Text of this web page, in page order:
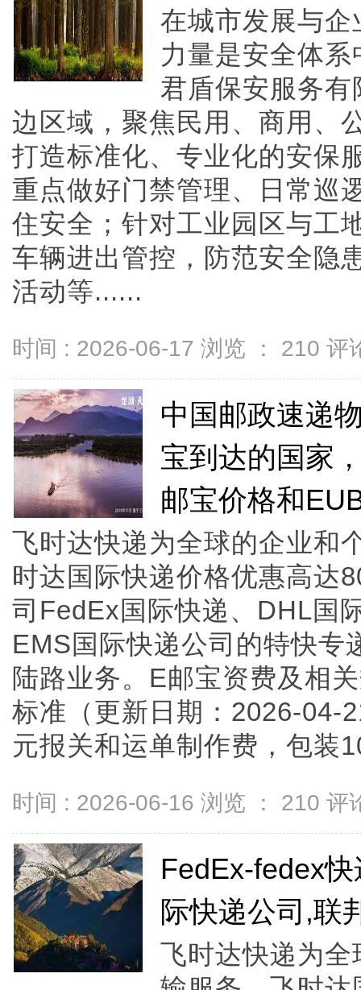
在城市发展与
力量是安全体
君盾保安服务
边区域，聚焦民用、商用、
打造标准化、专业化的安保
重点做好门禁管理、日常巡
住安全；针对工业园区与工
车辆进出管控，防范安全隐
活动等......
时间 : 2026-06-17 浏览 ： 210 评
中国邮政速递
宝到达的国家
邮宝价格和
飞时达快递为全球的企业和
时达国际快递价格优惠高达
司FedEx国际快递、DHL国
EMS国际快递公司的特快专
陆路业务。E邮宝资费及相
标准（更新日期：2026-04-
元报关和运单制作费，包装
时间 : 2026-06-16 浏览 ： 210 评
FedEx-fedex
际快递公司,联
飞时达快递为